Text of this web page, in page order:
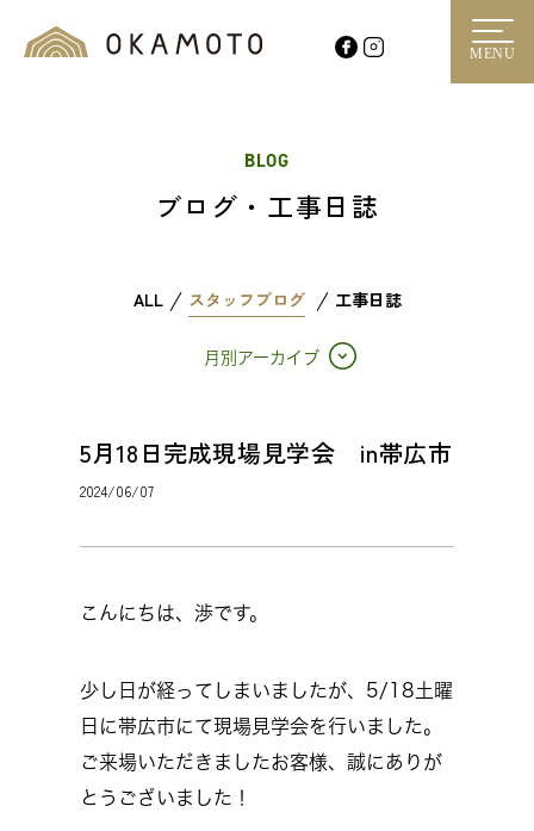
MENU
BLOG
ブログ・工事日誌
ALL スタッフブログ 工事日誌
月別アーカイブ
5月18日完成現場見学会 in帯広市
2024/06/07
こんにちは、渉です。
少し日が経ってしまいましたが、5/18土曜
日に帯広市にて現場見学会を行いました。
ご来場いただきましたお客様、誠にありが
とうございました！